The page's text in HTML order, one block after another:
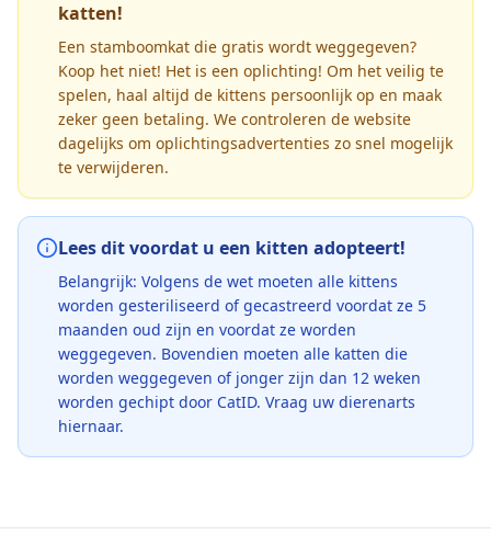
katten!
Een stamboomkat die gratis wordt weggegeven?
Koop het niet! Het is een oplichting! Om het veilig te
spelen, haal altijd de kittens persoonlijk op en maak
zeker geen betaling. We controleren de website
dagelijks om oplichtingsadvertenties zo snel mogelijk
te verwijderen.
Lees dit voordat u een kitten adopteert!
Belangrijk: Volgens de wet moeten alle kittens
worden gesteriliseerd of gecastreerd voordat ze 5
maanden oud zijn en voordat ze worden
weggegeven. Bovendien moeten alle katten die
worden weggegeven of jonger zijn dan 12 weken
worden gechipt door CatID. Vraag uw dierenarts
hiernaar.